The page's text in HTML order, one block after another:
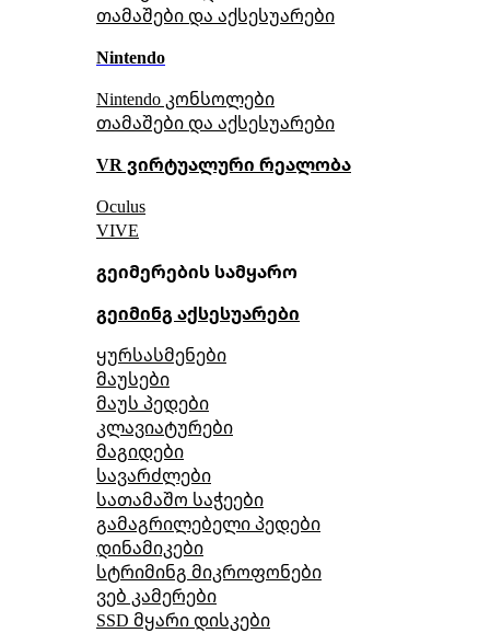
თამაშები და აქსესუარები
Nintendo
Nintendo კონსოლები
თამაშები და აქსესუარები
VR ვირტუალური რეალობა
Oculus
VIVE
გეიმერების სამყარო
გეიმინგ აქსესუარები
ყურსასმენები
მაუსები
მაუს პედები
კლავიატურები
მაგიდები
სავარძლები
სათამაშო საჭეები
გამაგრილებელი პედები
დინამიკები
სტრიმინგ მიკროფონები
ვებ კამერები
SSD მყარი დისკები